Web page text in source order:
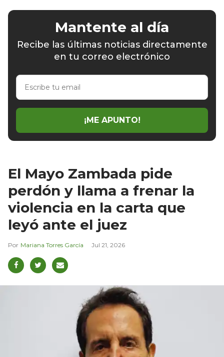
Mantente al día
Recibe las últimas noticias directamente
en tu correo electrónico
Escribe
email
¡ME APUNTO!
El Mayo Zambada pide
perdón y llama a frenar la
violencia en la carta que
leyó ante el juez
Mariana Torres García Jul 21, 2026